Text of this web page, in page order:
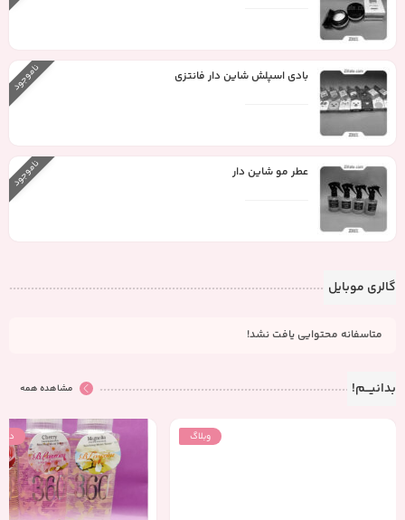
بادی اسپلش شاین دار فانتزی ناموجود
عطر مو شاین دار ناموجود
گالری موبایل
متاسفانه محتوایی یافت نشد!
بدانیـــم! مشاهده همه
وبلاگ